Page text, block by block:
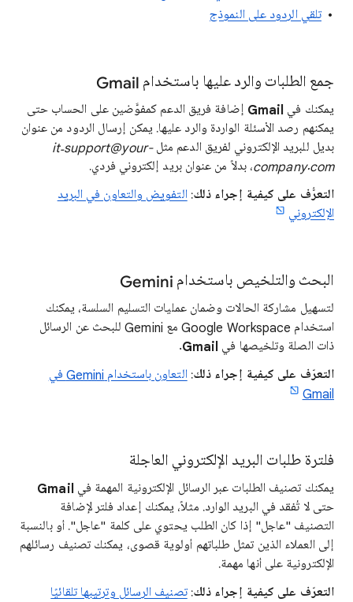
تلقي الردود على النموذج
جمع الطلبات والرد عليها باستخدام Gmail
يمكنك في Gmail إضافة فريق الدعم كمفوَّضين على الحساب حتى
يمكنهم رصد الأسئلة الواردة والرد عليها. يمكن إرسال الردود من عنوان
بديل للبريد الإلكتروني لفريق الدعم مثلit‑support@your-
company.com، بدلاً من عنوان بريد إلكتروني فردي.
التعرُّف على كيفية إجراء ذلك:التفويض والتعاون في البريد
الإلكتروني
البحث والتلخيص باستخدام Gemini
لتسهيل مشاركة الحالات وضمان عمليات التسليم السلسة، يمكنك
استخدام ‫Google Workspace مع Gemini للبحث عن الرسائل
ذات الصلة وتلخيصها في Gmail
.
التعرّف على كيفية إجراء ذلك:
التعاون باستخدام Gemini في
Gmail
فلترة طلبات البريد الإلكتروني العاجلة
يمكنك تصنيف الطلبات عبر الرسائل الإلكترونية المهمة في Gmail
حتى لا تُفقد في البريد الوارد. مثلاً، يمكنك إعداد فلتر لإضافة
التصنيف "عاجل" إذا كان الطلب يحتوي على كلمة "عاجل". أو بالنسبة
إلى العملاء الذين تمثل طلباتهم أولوية قصوى، يمكنك تصنيف رسائلهم
الإلكترونية على أنها مهمة.
التعرّف على كيفية إجراء ذلك:تصنيف الرسائل وترتيبها تلقائيًا